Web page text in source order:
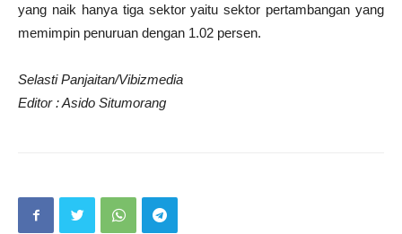
yang naik hanya tiga sektor yaitu sektor pertambangan yang
memimpin penuruan dengan 1.02 persen.
Selasti Panjaitan/Vibizmedia
Editor : Asido Situmorang